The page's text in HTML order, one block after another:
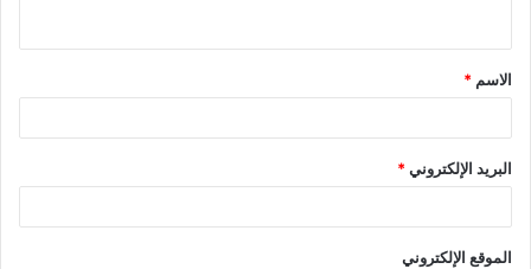
ق
*
الاسم *
البريد الإلكتروني*
الموقع الإلكتروني